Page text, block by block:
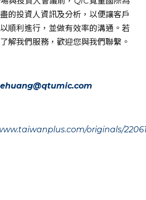
的投資人資訊及分析，以便讓客戶
順利進行，並做有效率的溝通。若
解我們服務，歡迎您與我們聯繫。
originals/